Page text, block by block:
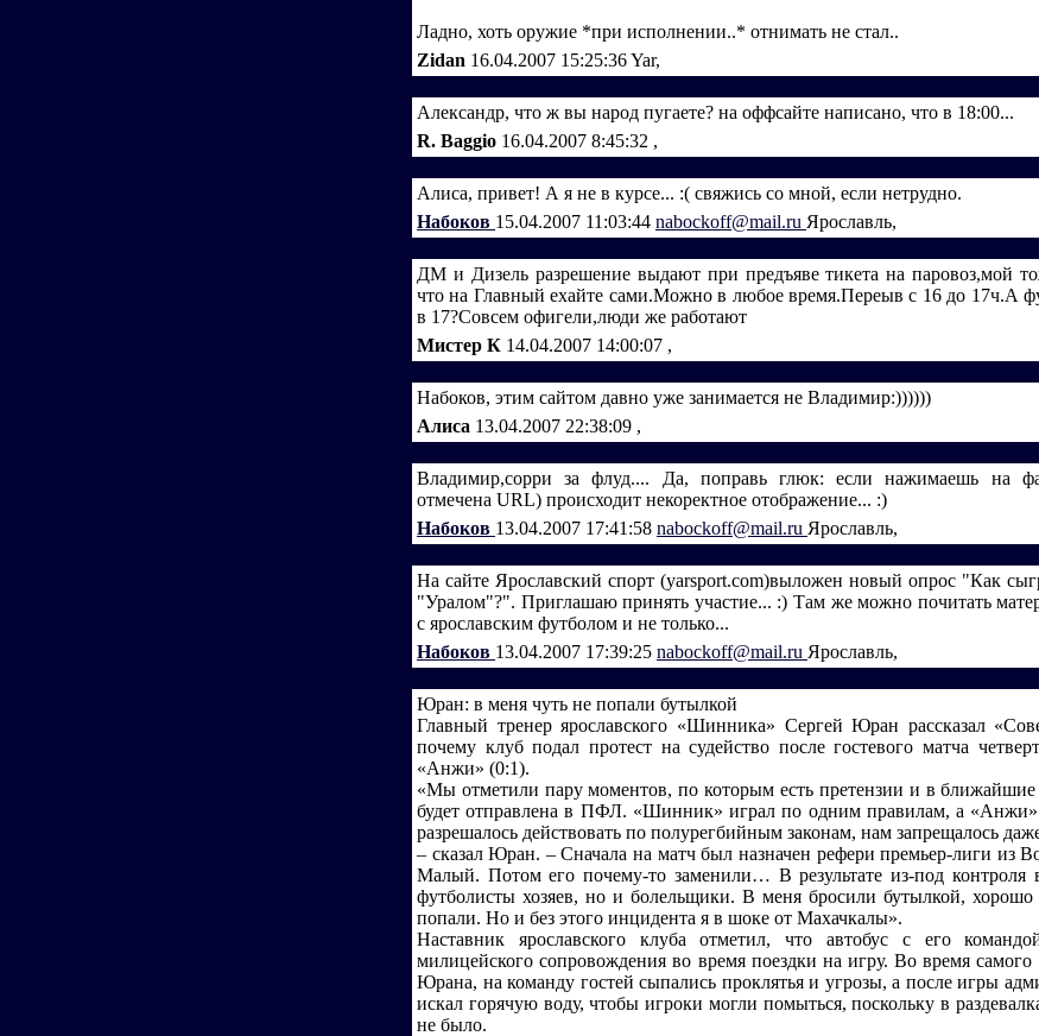
Ладно, хоть оружие *при исполнении..* отнимать не стал..
Zidan 16.04.2007 15:25:36Yar,
Александр, что ж вы народ пугаете? на оффсайте написано, что в 18:00...
R. Baggio 16.04.2007 8:45:32 ,
Алиса, привет! А я не в курсе... :( свяжись со мной, если нетрудно.
Набоков 15.04.2007 11:03:44 nabockoff@mail.ru Ярославль,
ДМ и Дизель разрешение выдают при предъяве тикета на паровоз,мой
что на Главный ехайте сами.Можно в любое время.Переыв с 16 до 17ч.А
в 17?Совсем офигели,люди же работают
Мистер К 14.04.2007 14:00:07 ,
Набоков, этим сайтом давно уже занимается не Владимир:))))))
Алиса 13.04.2007 22:38:09 ,
Владимир,сорри за флуд.... Да, поправь глюк: если нажимаешь на
отмечена URL) происходит некоректное отображение... :)
Набоков 13.04.2007 17:41:58 nabockoff@mail.ru Ярославль,
На сайте Ярославский спорт (yarsport.com)выложен новый опрос "Как
"Уралом"?". Приглашаю принять участие... :) Там же можно почитать
с ярославским футболом и не только...
Набоков 13.04.2007 17:39:25 nabockoff@mail.ru Ярославль,
Юран: в меня чуть не попали бутылкой
Главный тренер ярославского «Шинника» Сергей Юран рассказал
почему клуб подал протест на судейство после гостевого матча
«Анжи» (0:1).
«Мы отметили пару моментов, по которым есть претензии и в ближайшие
будет отправлена в ПФЛ. «Шинник» играл по одним правилам, а
разрешалось действовать по полурегбийным законам, нам запрещалось
– сказал Юран. – Сначала на матч был назначен рефери премьер-лиги из
Малый. Потом его почему-то заменили… В результате из-под контроля
футболисты хозяев, но и болельщики. В меня бросили бутылкой, хорошо
попали. Но и без этого инцидента я в шоке от Махачкалы».
Наставник ярославского клуба отметил, что автобус с его
милицейского сопровождения во время поездки на игру. Во время
Юрана, на команду гостей сыпались проклятья и угрозы, а после игры
искал горячую воду, чтобы игроки могли помыться, поскольку в
не было.